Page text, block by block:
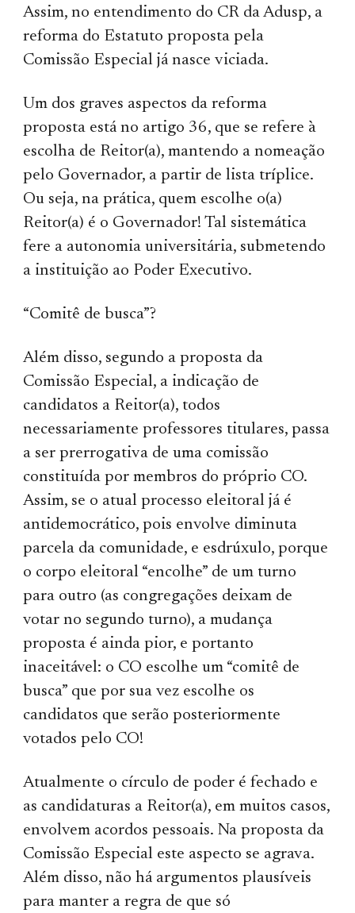
Assim, no entendimento do CR da Adusp, a
reforma do Estatuto proposta pela
Comissão Especial já nasce viciada.
Um dos graves aspectos da reforma
proposta está no artigo 36, que se refere à
escolha de Reitor(a), mantendo a nomeação
pelo Governador, a partir de lista tríplice.
Ou seja, na prática, quem escolhe o(a)
Reitor(a) é o Governador! Tal sistemática
fere a autonomia universitária, submetendo
a instituição ao Poder Executivo.
“Comitê de busca”?
Além disso, segundo a proposta da
Comissão Especial, a indicação de
candidatos a Reitor(a), todos
necessariamente professores titulares, passa
a ser prerrogativa de uma comissão
constituída por membros do próprio CO.
Assim, se o atual processo eleitoral já é
antidemocrático, pois envolve diminuta
parcela da comunidade, e esdrúxulo, porque
o corpo eleitoral “encolhe” de um turno
para outro (as congregações deixam de
votar no segundo turno), a mudança
proposta é ainda pior, e portanto
inaceitável: o CO escolhe um “comitê de
busca” que por sua vez escolhe os
candidatos que serão posteriormente
votados pelo CO!
Atualmente o círculo de poder é fechado e
as candidaturas a Reitor(a), em muitos casos,
envolvem acordos pessoais. Na proposta da
Comissão Especial este aspecto se agrava.
Além disso, não há argumentos plausíveis
para manter a regra de que só